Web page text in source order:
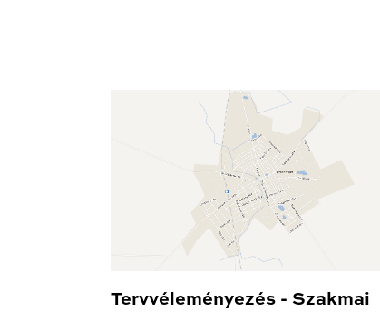
Tervvéleményezés - Szakmai